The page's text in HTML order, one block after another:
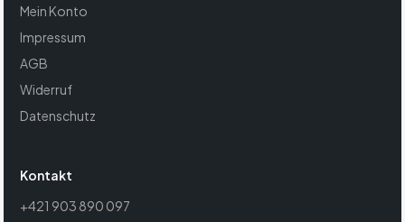
Mein Konto
Impressum
AGB
Widerruf
Datenschutz
Kontakt
+421 903 890 097